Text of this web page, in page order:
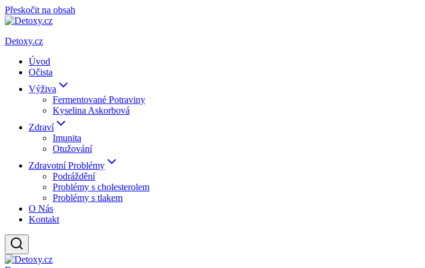
Přeskočit na obsah
Detoxy.cz
Úvod
Očista
Výživa
Fermentované Potraviny
Kyselina Askorbová
Zdraví
Imunita
Otužování
Zdravotní Problémy
Podráždění
Problémy s cholesterolem
Problémy s tlakem
O Nás
Kontakt